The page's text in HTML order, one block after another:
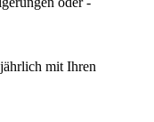
mit Ihren